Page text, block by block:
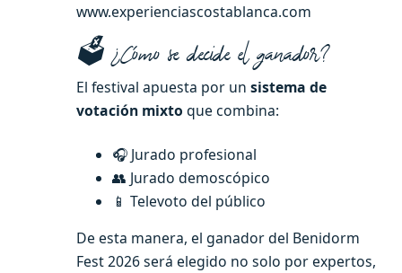
www.experienciascostablanca.com
🗳️ ¿Cómo se decide el ganador?
El festival apuesta por un sistema de
votación mixto que combina:
🎧 Jurado profesional
👥 Jurado demoscópico
📱 Televoto del público
De esta manera, el ganador del Benidorm
Fest 2026 será elegido no solo por expertos,